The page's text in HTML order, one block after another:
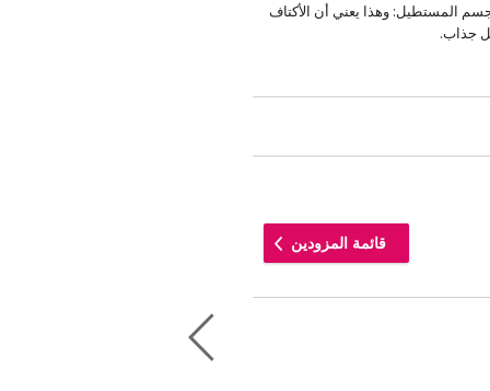
المستطيل: وهذا يعني أن الأكتاف
جذاب.
قائمة المزودين